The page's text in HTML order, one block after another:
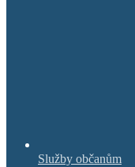
Služby občanům